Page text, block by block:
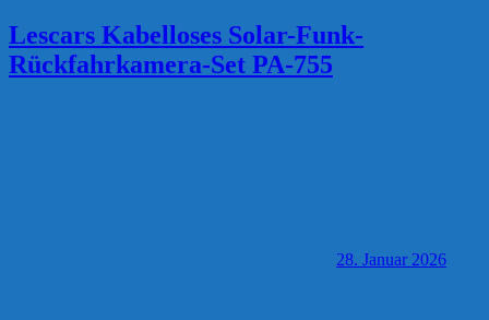
Lescars Kabelloses Solar-Funk-
Rückfahrkamera-Set PA-755
28. Januar 2026